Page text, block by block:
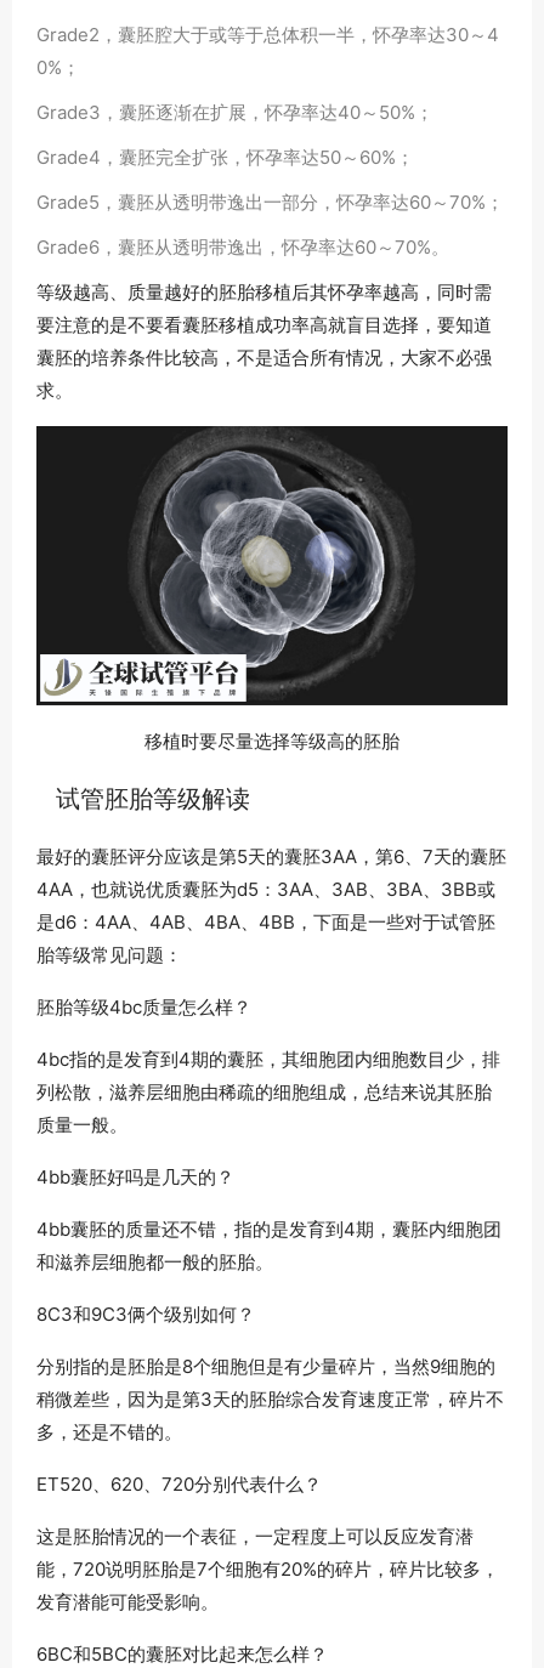
Grade2，囊胚腔大于或等于总体积一半，怀孕率达30～4
0%；
Grade3，囊胚逐渐在扩展，怀孕率达40～50%；
Grade4，囊胚完全扩张，怀孕率达50～60%；
Grade5，囊胚从透明带逸出一部分，怀孕率达60～70%；
Grade6，囊胚从透明带逸出，怀孕率达60～70%。
等级越高、质量越好的胚胎移植后其怀孕率越高，同时需
要注意的是不要看囊胚移植成功率高就盲目选择，要知道
囊胚的培养条件比较高，不是适合所有情况，大家不必强
求。
移植时要尽量选择等级高的胚胎
试管胚胎等级解读
最好的囊胚评分应该是第5天的囊胚3AA，第6、7天的囊胚
4AA，也就说优质囊胚为d5：3AA、3AB、3BA、3BB或
是d6：4AA、4AB、4BA、4BB，下面是一些对于试管胚
胎等级常见问题：
胚胎等级4bc质量怎么样？
4bc指的是发育到4期的囊胚，其细胞团内细胞数目少，排
列松散，滋养层细胞由稀疏的细胞组成，总结来说其胚胎
质量一般。
4bb囊胚好吗是几天的？
4bb囊胚的质量还不错，指的是发育到4期，囊胚内细胞团
和滋养层细胞都一般的胚胎。
8C3和9C3俩个级别如何？
分别指的是胚胎是8个细胞但是有少量碎片，当然9细胞的
稍微差些，因为是第3天的胚胎综合发育速度正常，碎片不
多，还是不错的。
ET520、620、720分别代表什么？
这是胚胎情况的一个表征，一定程度上可以反应发育潜
能，720说明胚胎是7个细胞有20%的碎片，碎片比较多，
发育潜能可能受影响。
6BC和5BC的囊胚对比起来怎么样？